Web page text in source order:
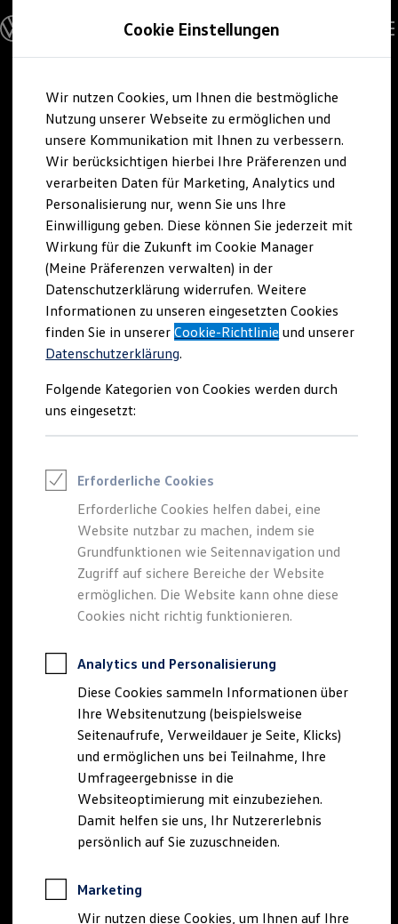
Hauptinhalt
springen
Footer
springen
Modelle und Konfigurator
Konfigurator
Modelle vergleichen
Elektroautos
ENERGY Sondermodelle
Nutzfahrzeuge
SUV und CUV
Familienautos
Kombis
Kompaktwagen
Sportwagen
Schnell verfügbare Fahrzeuge
Angebote und Produkte
Aktuelle Angebote
E-Auto-Förderung
Volkswagen Marktplatz
Die ENERGY Sondermodelle
Junge Gebrauchtwagen und Gebrauchtwagen
Volkswagen Zertifizierte Gebrauchtwagen
Elektromobilität bei Gebrauchtwagen
Saisonangebote
Reifenpakete
Leasing
Leasing-Angebote
Elektroauto Leasing
Kleinwagen-Leasing
Leasing ohne Anzahlung
Finanzierung
Autokredit mit Schlussrate
Versicherungen und Garantien
Kfz-Versicherung
Restschuldversicherungen
Garantien
Professional Class bei Volkswagen
Behörden
Direktkunden
Sonderfahrzeuge
Anpfiff zum Gewinn
Elektromobilität
Elektroautos
ID. Tutorials
Elektrofahrzeugkonzepte
ID. EVERY1
Reichweite
Rekuperation
Laden unterwegs
Cookie Einstellungen
Wir nutzen Cookies, um Ihnen die bestmögliche
Nutzung unserer Webseite zu ermöglichen und
unsere Kommunikation mit Ihnen zu verbessern.
Wir berücksichtigen hierbei Ihre Präferenzen und
verarbeiten Daten für Marketing, Analytics und
Personalisierung nur, wenn Sie uns Ihre
Einwilligung geben. Diese können Sie jederzeit mit
Wirkung für die Zukunft im Cookie Manager
(Meine Präferenzen verwalten) in der
Datenschutzerklärung widerrufen. Weitere
Informationen zu unseren eingesetzten Cookies
finden Sie in unsererCookie-Richtlinie und unserer
Datenschutzerklärung.
Folgende Kategorien von Cookies werden durch
uns eingesetzt:
Erforderliche Cookies
Erforderliche Cookies helfen dabei, eine
Website nutzbar zu machen, indem sie
Grundfunktionen wie Seitennavigation und
Zugriff auf sichere Bereiche der Website
ermöglichen. Die Website kann ohne diese
Cookies nicht richtig funktionieren.
Analytics und Personalisierung
Diese Cookies sammeln Informationen über
Ihre Websitenutzung (beispielsweise
Seitenaufrufe, Verweildauer je Seite, Klicks)
und ermöglichen uns bei Teilnahme, Ihre
Umfrageergebnisse in die
Websiteoptimierung mit einzubeziehen.
Damit helfen sie uns, Ihr Nutzererlebnis
persönlich auf Sie zuzuschneiden.
Marketing
Wir nutzen diese Cookies, um Ihnen auf Ihre